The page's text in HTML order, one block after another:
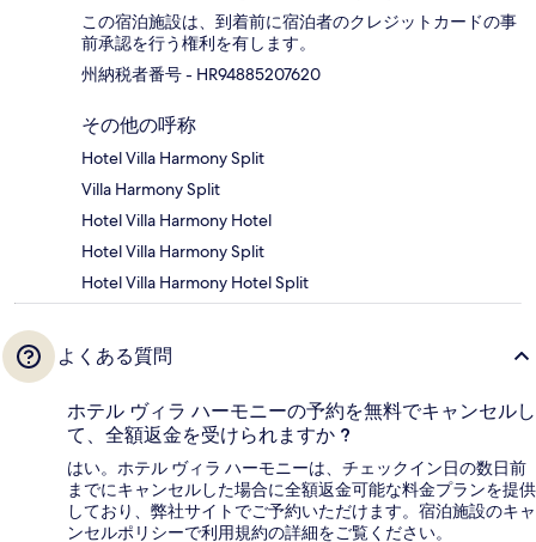
この宿泊施設は、到着前に宿泊者のクレジットカードの事
前承認を行う権利を有します。
州納税者番号 - HR94885207620
その他の呼称
Hotel Villa Harmony Split
Villa Harmony Split
Hotel Villa Harmony Hotel
Hotel Villa Harmony Split
Hotel Villa Harmony Hotel Split
よくある質問
ホテル ヴィラ ハーモニーの予約を無料でキャンセルし
て、全額返金を受けられますか ?
はい。ホテル ヴィラ ハーモニーは、チェックイン日の数日前
までにキャンセルした場合に全額返金可能な料金プランを提供
しており、弊社サイトでご予約いただけます。宿泊施設のキャ
ンセルポリシーで利用規約の詳細をご覧ください。